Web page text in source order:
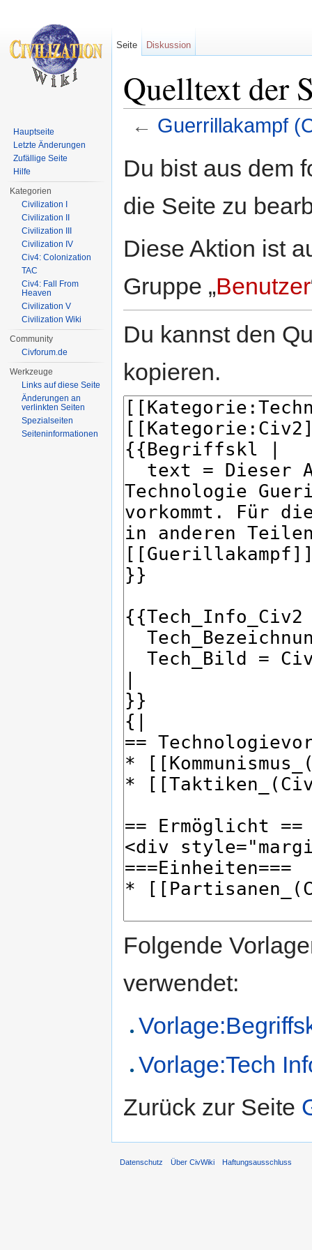
Quelltext der
← Guerrillakampf
Du bist aus dem
die Seite zu
Diese Aktion ist
Gruppe „Benutzer
Du kannst den
kopieren.
Folgende
verwendet:
Vorlage:Tech
Zurück zur Seite
Seite Diskussion
Hauptseite
Letzte Änderungen
Zufällige Seite
Hilfe
Kategorien
Civilization I
Civilization II
Civilization III
Civilization IV
Civ4: Colonization
TAC
Civ4: Fall From
Heaven
Civilization V
Civilization Wiki
Community
Civforum.de
Werkzeuge
Links auf diese Seite
Änderungen an
verlinkten Seiten
Spezialseiten
Seiten­informationen
Datenschutz Über CivWiki Haftungsausschluss